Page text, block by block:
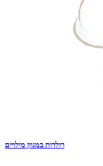
רולדות במגוון מילויים